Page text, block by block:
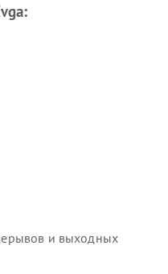
и выходных